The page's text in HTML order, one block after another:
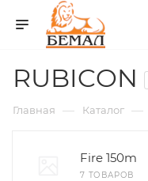
RUBICON
Главная — Каталог —
Fire 150m
7 ТОВАРОВ